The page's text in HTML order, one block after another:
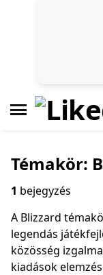
Témakör:
1 bejegyzés
A Blizzard
legendás
közösség
kiadások